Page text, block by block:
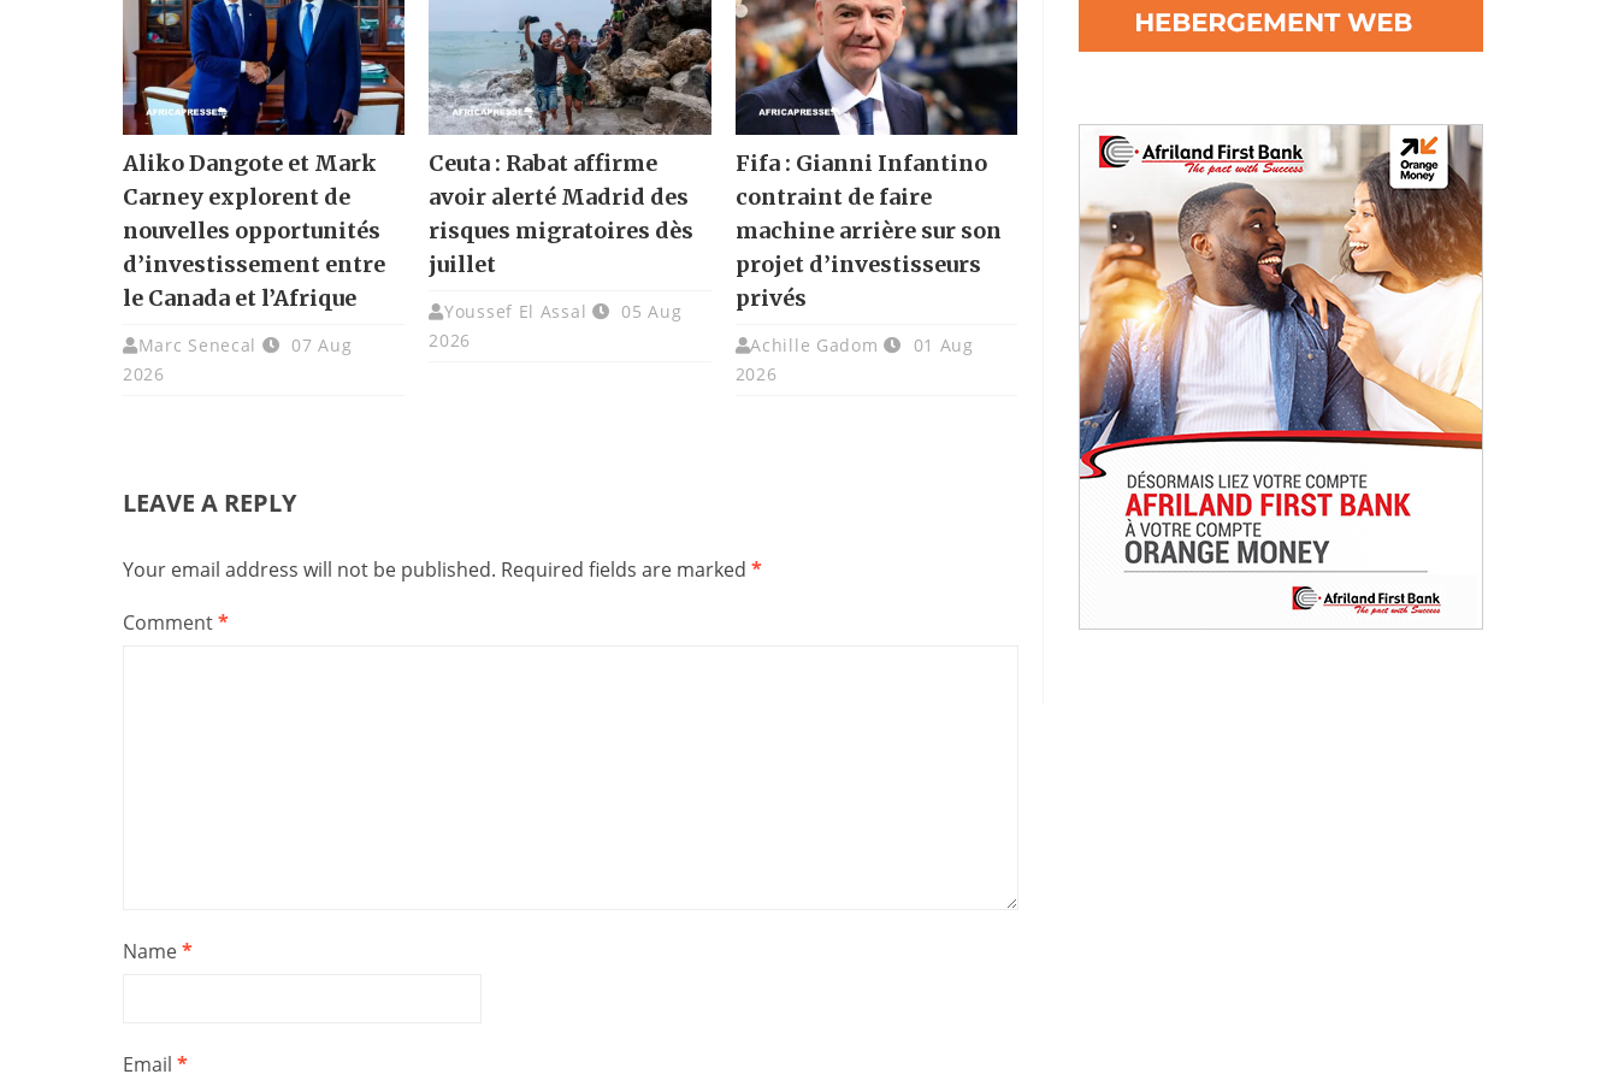
Aliko Dangote et Mark
Carney explorent de
nouvelles opportunités
d’investissement entre
le Canada et l’Afrique
Marc Senecal
07 Aug
2026
Ceuta : Rabat affirme
avoir alerté Madrid des
risques migratoires dès
juillet
Youssef El Assal
05 Aug
2026
Fifa : Gianni Infantino
contraint de faire
machine arrière sur son
projet d’investisseurs
privés
Achille Gadom
01 Aug
2026
LEAVE A REPLY
Your email address will not be published. Required fields are marked *
Comment*
Name*
Email *